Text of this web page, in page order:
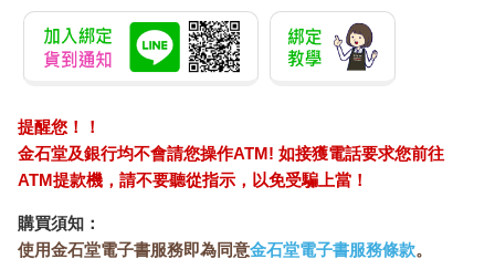
黑暗時期護衛了亞里斯多德的物理學。日本的消費者與品牌挽救
了美國時尚風格，而「挽救」一詞在此其實包含了兩種意涵——
既作為權威保存了美式服裝風格的知識，也保護這些風格不至於
滅絕。
如今日本在時尚、尤其是美式時尚的領域表現出色，已是舉世公
認，但這當中依然啟人疑竇，那就是日本文化如此尊崇美式風
格，它的演進過程與原因是什麼？
本書企圖提供一個詳盡的解答，呈現經典美式服裝如何進入日
本，以及日本人如何改造這個影響全球時尚風格的過程。常春藤
提醒您！！
金石堂及銀行均不會請您操作ATM! 如接獲電話要求您前往
ATM提款機，請不要聽從指示，以免受騙上當！
購買須知：
使用金石堂電子書服務即為同意金石堂電子書服務條款。